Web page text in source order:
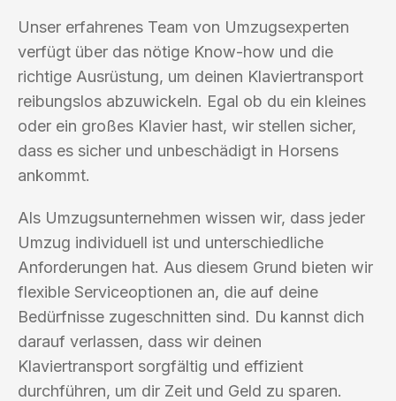
Unser erfahrenes Team von Umzugsexperten
verfügt über das nötige Know-how und die
richtige Ausrüstung, um deinen Klaviertransport
reibungslos abzuwickeln. Egal ob du ein kleines
oder ein großes Klavier hast, wir stellen sicher,
dass es sicher und unbeschädigt in Horsens
ankommt.
Als Umzugsunternehmen wissen wir, dass jeder
Umzug individuell ist und unterschiedliche
Anforderungen hat. Aus diesem Grund bieten wir
flexible Serviceoptionen an, die auf deine
Bedürfnisse zugeschnitten sind. Du kannst dich
darauf verlassen, dass wir deinen
Klaviertransport sorgfältig und effizient
durchführen, um dir Zeit und Geld zu sparen.